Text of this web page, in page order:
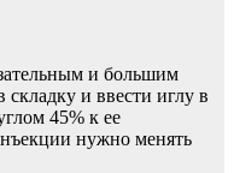
и большим
складку и ввести иглу в
45% к ее
нужно менять